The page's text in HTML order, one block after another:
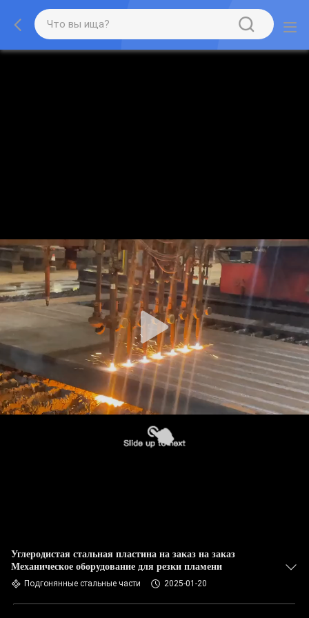
Углеродистая стальная пластина на заказ на заказ
Механическое оборудование для резки пламени
Подгонянные стальные части 2025-01-20